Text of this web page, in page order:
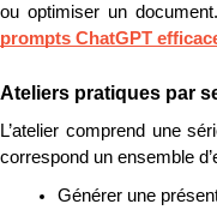
ou optimiser un
prompts ChatGPT
Ateliers pratiques par
L’atelier comprend une
correspond un ensemble
Générer une